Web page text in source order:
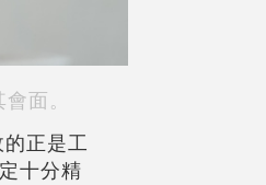
面。
正是工
十分精